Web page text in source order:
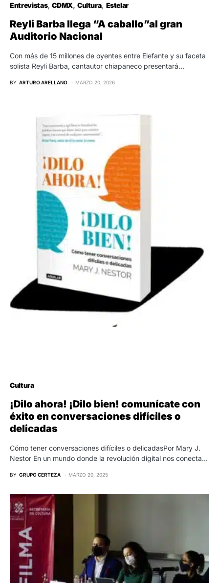
Entrevistas CDMX Cultura Estelar
Reyli Barba llega “A caballo”al gran
Auditorio Nacional
Con más de 15 millones de oyentes entre Elefante y su faceta
solista Reyli Barba, cantautor chiapaneco presentará…
BY ARTURO ARELLANO MARZO 20, 2026
Cultura
¡Dilo ahora! ¡Dilo bien! comunícate con
éxito en conversaciones difíciles o
delicadas
Cómo tener conversaciones difíciles o delicadasPor Mary J.
Nestor En un mundo donde la revolución digital nos conecta…
BY GRUPO CERTEZA MARZO 20, 2025